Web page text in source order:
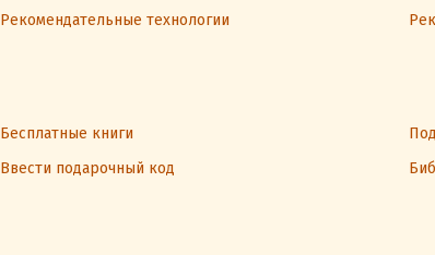
Рекомендательные технологии
Бесплатные книги
Ввести подарочный код